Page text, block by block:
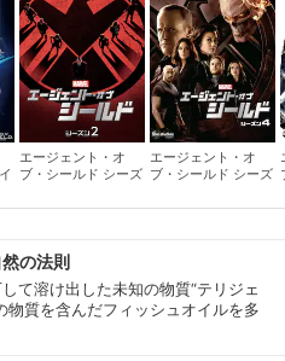
エージェント・オ
ブ・シールド シーズ
エージェント・オ
ブ・シールド シーズ
の法則
て溶け出した未知の物質“テリジェ
物質を含んだフィッシュオイルを多